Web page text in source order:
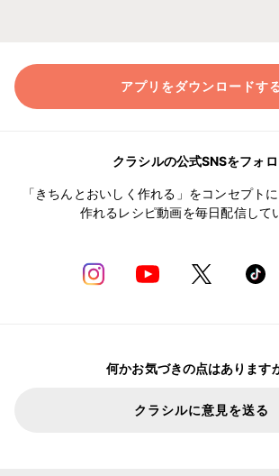
アプリをダウンロードす
クラシルの公式SNSをフォ
「きちんとおいしく作れる」をコンセプト
作れるレシピ動画を毎日配信して
何かお気づきの点はあります
クラシルに意見を送る